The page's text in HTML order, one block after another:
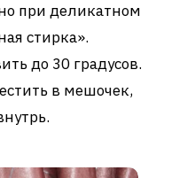
при деликатном
стирка».
до 30 градусов.
в мешочек,